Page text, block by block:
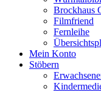
Brockhaus
Filmfriend
Fernleihe
Mein Konto
Stöbern